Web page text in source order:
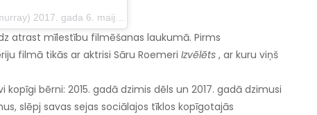
gada 6. maijā plkst. 17:19 PDT
atrast mīlestību filmēšanas laukumā. Pirms
filmā tikās ar aktrisi Sāru Roemeri Izvēlēts , ar kuru viņš
bērni: 2015. gadā dzimis dēls un 2017. gadā dzimusi
slēpj savas sejas sociālajos tīklos kopīgotajās